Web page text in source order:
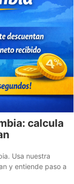
calcula
Usa nuestra
y entiende paso a